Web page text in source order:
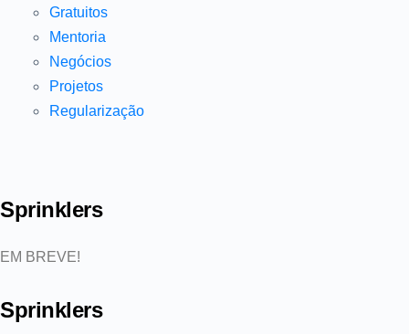
Gratuitos
Mentoria
Negócios
Projetos
Regularização
Sprinklers
EM BREVE!
Sprinklers